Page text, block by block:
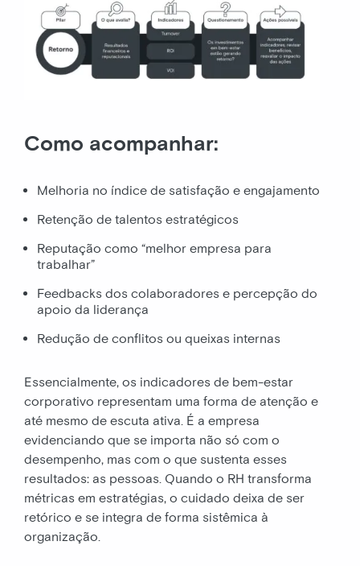
Como acompanhar:
Melhoria no índice de satisfação e engajamento
Retenção de talentos estratégicos
Reputação como “melhor empresa para
trabalhar”
Feedbacks dos colaboradores e percepção do
apoio da liderança
Redução de conflitos ou queixas internas
Essencialmente, os indicadores de bem-estar
corporativo representam uma forma de atenção e
até mesmo de escuta ativa. É a empresa
evidenciando que se importa não só com o
desempenho, mas com o que sustenta esses
resultados: as pessoas. Quando o RH transforma
métricas em estratégias, o cuidado deixa de ser
retórico e se integra de forma sistêmica à
organização.